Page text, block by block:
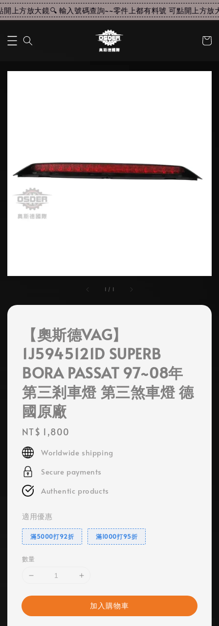
上方放大鏡🔍 輸入號碼查詢~~零件上都有料號 可點開上方放
1 / 1
【奧斯德VAG】
1J5945121D SUPERB
BORA PASSAT 97~08年
第三剎車燈 第三煞車燈 德
國原廠
Regular
price
NT$ 1,800
Worldwide shipping
Secure payments
Authentic products
適用優惠
滿5000打92折 滿1000打95折
數量
加入購物車